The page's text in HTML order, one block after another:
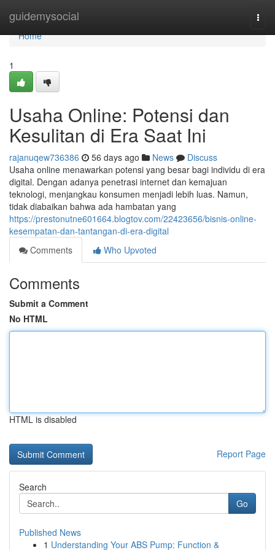
guidemysocial
Home
Home
1
Usaha Online: Potensi dan
Kesulitan di Era Saat Ini
rajanuqew736386 56 days ago News
Discuss
Usaha online menawarkan potensi yang besar bagi individu di era
digital. Dengan adanya penetrasi internet dan kemajuan
teknologi, menjangkau konsumen menjadi lebih luas. Namun,
tidak diabaikan bahwa ada hambatan yang
https://prestonutne601664.blogtov.com/22423656/bisnis-online-
kesempatan-dan-tantangan-di-era-digital
Comments
Who Upvoted
Comments
Submit a Comment
No HTML
HTML is disabled
Report Page
Search
Go
Published News
1 Understanding Your ABS Pump: Function &